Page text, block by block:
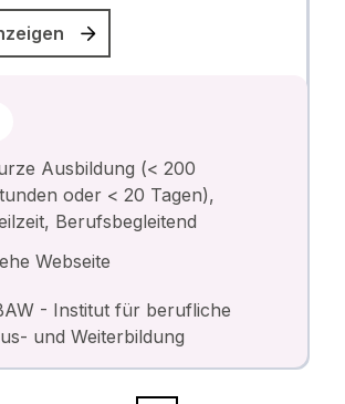
Ausbildung (< 200
oder < 20 Tagen),
Berufsbegleitend
Webseite
- Institut für berufliche
und Weiterbildung